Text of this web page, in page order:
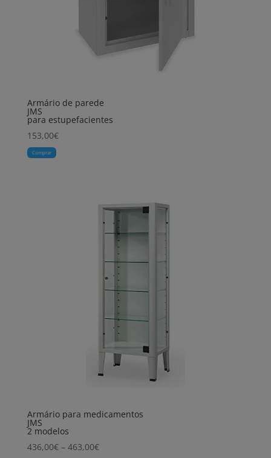
Armário de parede
JMS
para estupefacientes
153,00€
Comprar
Armário para medicamentos
JMS
2 modelos
436,00€ – 463,00€Price